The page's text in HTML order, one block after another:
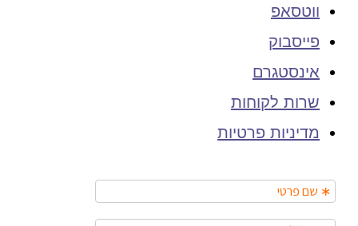
ווטסאפ
פייסבוק
אינסטגרם
שרות לקוחות
מדיניות פרטיות